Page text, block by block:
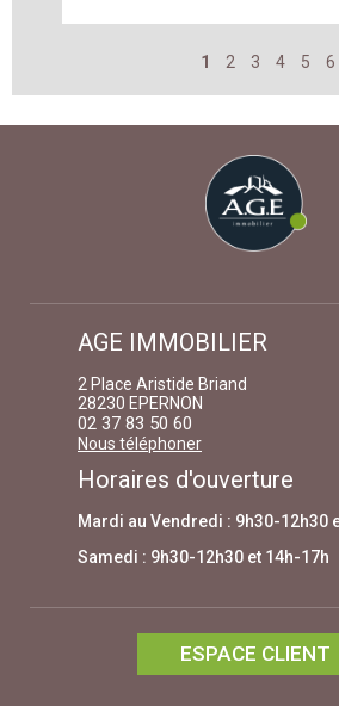
1 2 3 4 5 6
AGE IMMOBILIER
2 Place Aristide Briand
28230 EPERNON
02 37 83 50 60
Nous téléphoner
Horaires d'ouverture
Mardi au Vendredi : 9h30-12h30
Samedi : 9h30-12h30 et 14h-17h
ESPACE CLIENT